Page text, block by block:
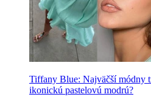
Tiffany Blue: Najväčší módny
ikonickú pastelovú modrú?